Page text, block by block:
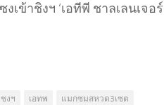
เข้าชิงฯ ‘เอทีพี ชาลเลนเจอ
งฯ เอทพ แมกซมสหวด3เซต